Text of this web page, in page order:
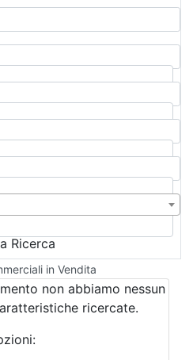
in Vendita
Ricerca
non abbiamo nessun
ricercate.